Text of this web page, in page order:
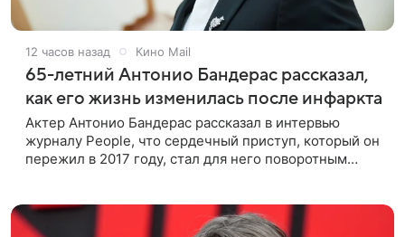
12 часов назад Кино Mail
65-летний Антонио Бандерас рассказал,
как его жизнь изменилась после инфаркта
Актер Антонио Бандерас рассказал в интервью
журналу People, что сердечный приступ, который он
пережил в 2017 году, стал для него поворотным